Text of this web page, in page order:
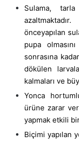
Sulama,
önceyapılan
pupa
sonrasına
dökülen
kalmaları ve
Yonca
ürüne zarar
yapmak etkili
Biçimi yapılan